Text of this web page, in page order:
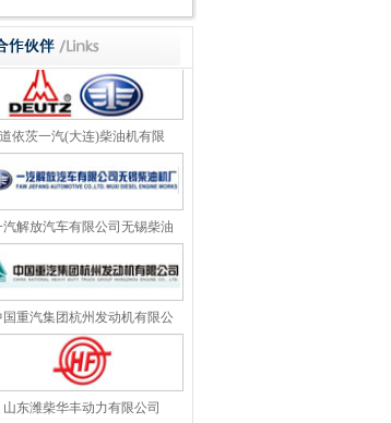
天津雷沃动力股份有限公司
道依茨一汽(大连)柴油机有限
汽解放汽车有限公司无锡柴油
国重汽集团杭州发动机有限公
山东潍柴华丰动力有限公司